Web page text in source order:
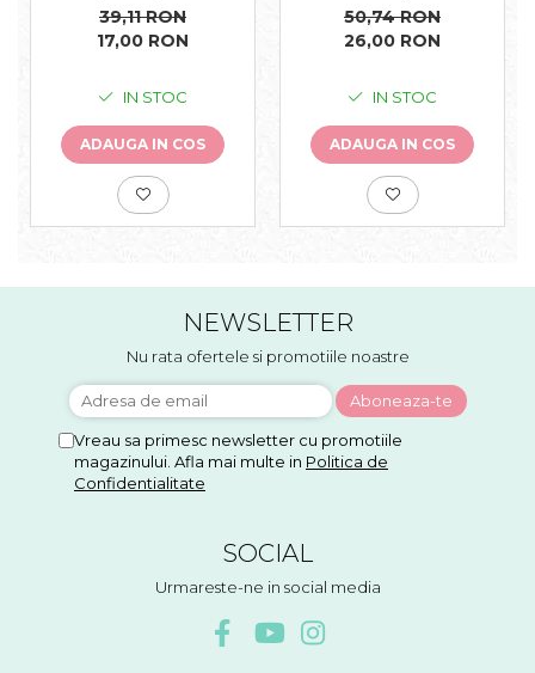
39,11 RON
17,00 RON
IN STOC
ADAUGA IN COS
50,74 RON
26,00 RON
IN STOC
ADAUGA IN COS
NEWSLETTER
Nu rata ofertele si promotiile noastre
Vreau sa primesc newsletter cu promotiile
magazinului. Afla mai multe in Politica de
Confidentialitate
SOCIAL
Urmareste-ne in social media